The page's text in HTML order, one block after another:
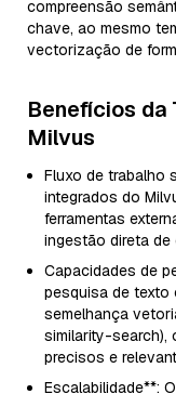
compreensão
chave, ao mesmo
vectorização de
Benefícios da
Milvus
Fluxo de trabalho
integrados do
ferramentas
ingestão direta
Capacidades de
pesquisa de texto
semelhança
similarity-search),
precisos e
Escalabilidade**: